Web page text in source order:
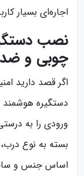
اجاره‌ای بسیار
نصب
چوبی و
اگر قصد دارید
دستگیره هوشمند
ورودی را به
بسته به نوع
اساس جنس و